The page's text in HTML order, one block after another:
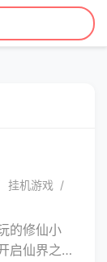
挂机游戏
的修仙小
启仙界之